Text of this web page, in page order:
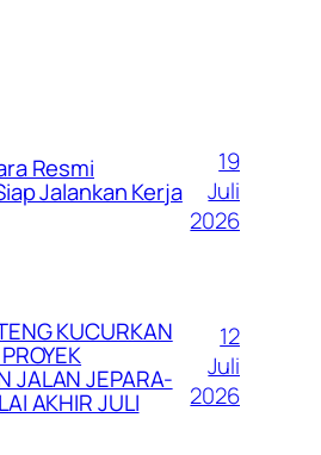
Resmi
Jalankan Kerja
19
Juli
2026
KUCURKAN
JALAN JEPARA-
AKHIR JULI
12
Juli
2026